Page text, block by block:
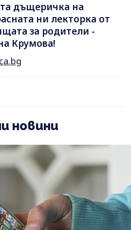
дъщеричка на
ни лекторка от
за родители -
Крумова!
новини